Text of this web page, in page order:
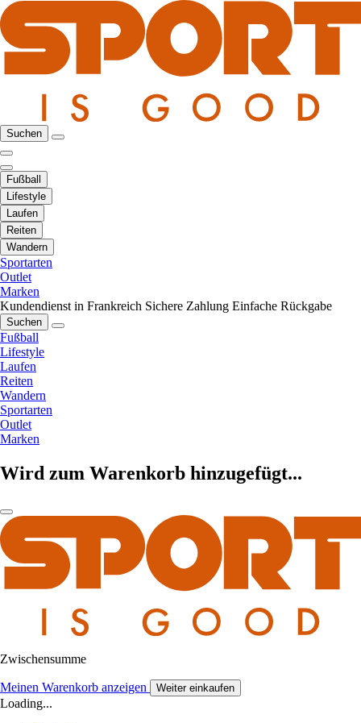
Suchen
Fußball
Lifestyle
Laufen
Reiten
Wandern
Sportarten
Outlet
Marken
Kundendienst in Frankreich Sichere Zahlung Einfache Rückgabe
Suchen
Fußball
Lifestyle
Laufen
Reiten
Wandern
Sportarten
Outlet
Marken
Wird zum Warenkorb hinzugefügt...
Zwischensumme
Meinen Warenkorb anzeigen Weiter einkaufen
Loading...